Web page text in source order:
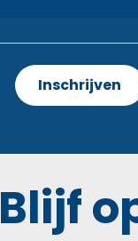
Blijf